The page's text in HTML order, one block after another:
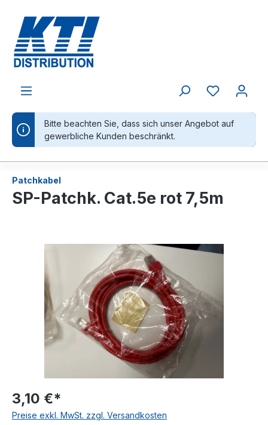
Bitte beachten Sie, dass sich unser Angebot auf
gewerbliche Kunden beschränkt.
Patchkabel
SP-Patchk. Cat.5e rot 7,5m
Bildergalerie überspringen
3,10 €*
Preise exkl. MwSt. zzgl. Versandkosten